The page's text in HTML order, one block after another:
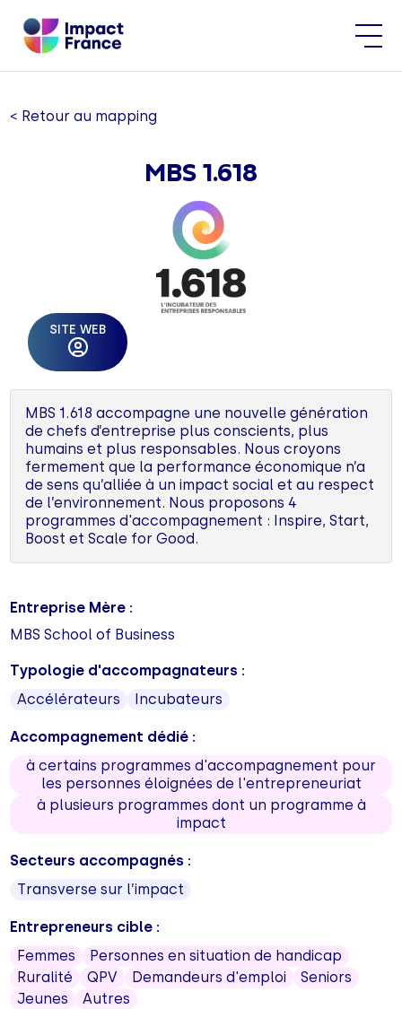
< Retour au mapping
MBS 1.618
SITE WEB
MBS 1.618 accompagne une nouvelle génération
de chefs d’entreprise plus conscients, plus
humains et plus responsables. Nous croyons
fermement que la performance économique n’a
de sens qu’alliée à un impact social et au respect
de l’environnement. Nous proposons 4
programmes d'accompagnement : Inspire, Start,
Boost et Scale for Good.
Entreprise Mère :
MBS School of Business
Typologie d'accompagnateurs :
Accélérateurs
Incubateurs
Accompagnement dédié :
à certains programmes d'accompagnement pour
les personnes éloignées de l'entrepreneuriat
à plusieurs programmes dont un programme à
impact
Secteurs accompagnés :
Transverse sur l’impact
Entrepreneurs cible :
Femmes
Personnes en situation de handicap
Ruralité
QPV Demandeurs d'emploi
Seniors
Jeunes
Autres